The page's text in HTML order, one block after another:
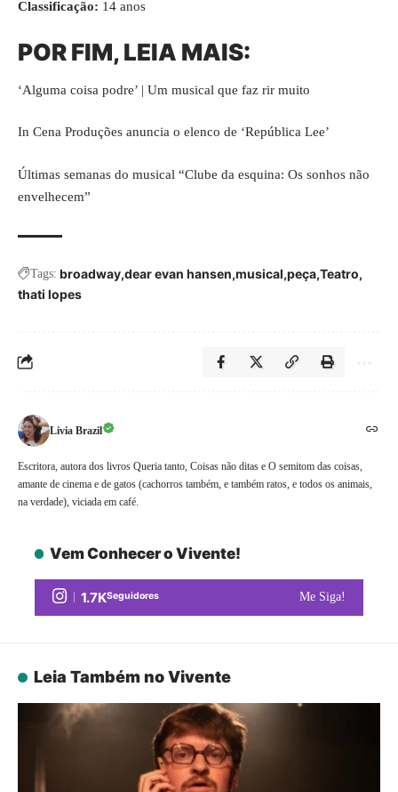
Classificação: 14 anos
POR FIM, LEIA MAIS:
‘Alguma coisa podre’ | Um musical que faz rir muito
In Cena Produções anuncia o elenco de ‘República Lee’
Últimas semanas do musical “Clube da esquina: Os sonhos não
envelhecem”
Tags: broadway dear evan hansen musical peça Teatro
thati lopes
Livia Brazil
Escritora, autora dos livros Queria tanto, Coisas não ditas e O semitom das coisas,
amante de cinema e de gatos (cachorros também, e também ratos, e todos os animais,
na verdade), viciada em café.
Vem Conhecer o Vivente!
1.7KSeguidores Me Siga!
Leia Também no Vivente